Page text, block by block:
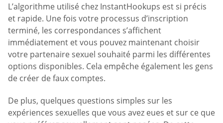
L’algorithme utilisé chez InstantHookups est si précis
et rapide. Une fois votre processus d’inscription
terminé, les correspondances s’affichent
immédiatement et vous pouvez maintenant choisir
votre partenaire sexuel souhaité parmi les différentes
options disponibles. Cela empêche également les gens
de créer de faux comptes.
De plus, quelques questions simples sur les
expériences sexuelles que vous avez eues et sur ce que